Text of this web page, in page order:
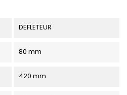
DEFLETEUR
80 mm
420 mm